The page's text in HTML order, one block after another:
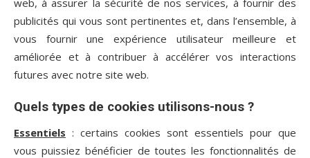
web, à assurer la sécurité de nos services, à fournir des
publicités qui vous sont pertinentes et, dans l’ensemble, à
vous fournir une expérience utilisateur meilleure et
améliorée et à contribuer à accélérer vos interactions
futures avec notre site web.
Quels types de cookies utilisons-nous ?
Essentiels : certains cookies sont essentiels pour que
vous puissiez bénéficier de toutes les fonctionnalités de